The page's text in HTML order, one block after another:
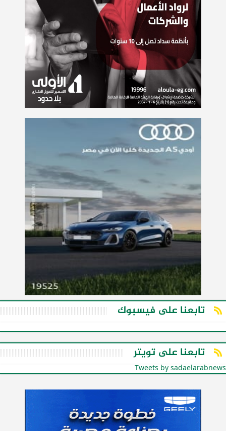
تابعنا على فيسبوك
تابعنا على تويتر
Tweets by sadaelarabnews